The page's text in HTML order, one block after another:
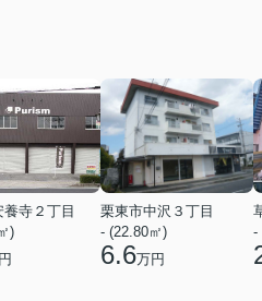
寺２丁目
)
栗東市中沢３丁目
- (22.80㎡)
6.6万円
-